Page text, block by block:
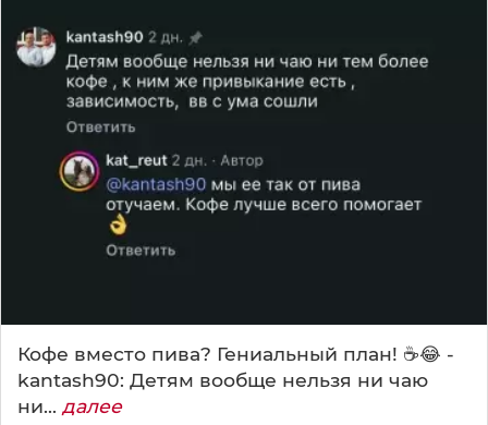
Кофе вместо пива? Гениальный план! ☕️😂 -
kantash90: Детям вообще нельзя ни чаю
ни... далее